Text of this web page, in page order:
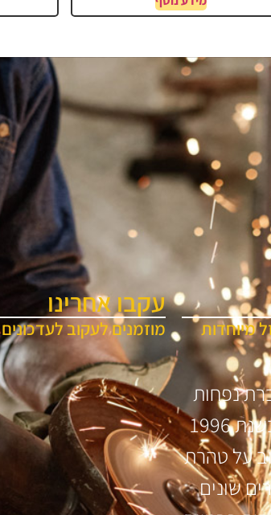
מיוחדות
נפחות
ומסגרות שהוקמה בשנת 1996
על טהרת
שונים
עקבו אחרינו
מוזמנים לעקוב לעדכונים